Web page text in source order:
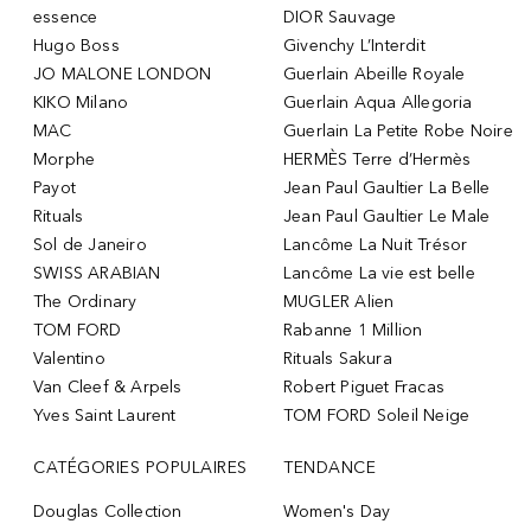
essence
Hugo Boss
JO MALONE LONDON
KIKO Milano
MAC
Morphe
Payot
Rituals
Sol de Janeiro
SWISS ARABIAN
The Ordinary
TOM FORD
Valentino
Van Cleef & Arpels
Yves Saint Laurent
DIOR Sauvage
Givenchy L’Interdit
Guerlain Abeille Royale
Guerlain Aqua Allegoria
Guerlain La Petite Robe Noire
HERMÈS Terre d’Hermès
Jean Paul Gaultier La Belle
Jean Paul Gaultier Le Male
Lancôme La Nuit Trésor
Lancôme La vie est belle
MUGLER Alien
Rabanne 1 Million
Rituals Sakura
Robert Piguet Fracas
TOM FORD Soleil Neige
CATÉGORIES POPULAIRES
Douglas Collection
TENDANCE
Women's Day